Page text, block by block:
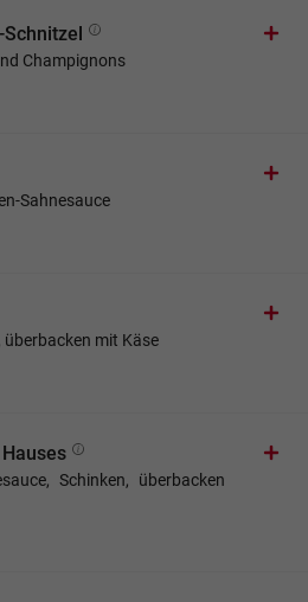
Champignons
Sahnesauce
überbacken mit Käse
Schinken, überbacken